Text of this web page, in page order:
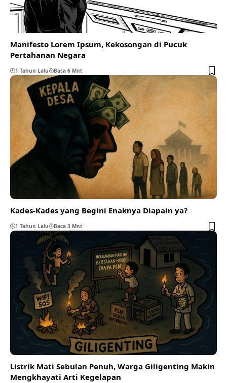
Manifesto Lorem Ipsum, Kekosongan di Pucuk
Pertahanan Negara
1 Tahun Lalu Baca 6 Mnt
Kades-Kades yang Begini Enaknya Diapain ya?
1 Tahun Lalu Baca 3 Mnt
Listrik Mati Sebulan Penuh, Warga Giligenting Makin
Mengkhayati Arti Kegelapan